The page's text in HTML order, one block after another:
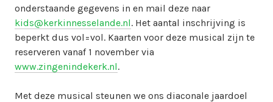
onderstaande gegevens in en mail deze naar
kids@kerkinnesselande.nl. Het aantal inschrijving is
beperkt dus vol=vol. Kaarten voor deze musical zijn te
reserveren vanaf 1 november via
www.zingenindekerk.nl.
Met deze musical steunen we ons diaconale jaardoel